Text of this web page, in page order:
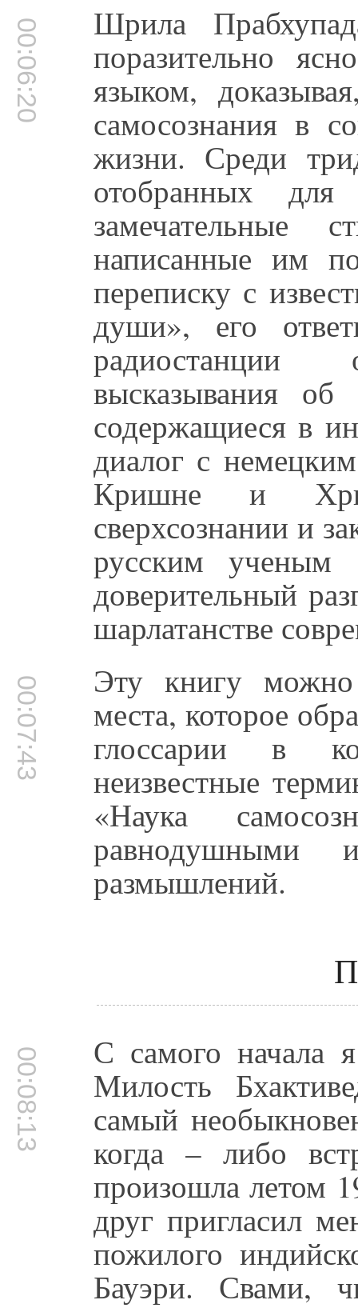
00:06:20 Шрила
поразительно
языком,
самосознания в
жизни. Среди
отобранных
замечательные
написанные им
переписку с
души», его
высказывания
содержащиеся в
диалог с
Кришне и
сверхсознании и
русским
доверительный
шарлатанстве
00:07:43 Эту книгу
места, которое
глоссарии в
неизвестные
«Наука
размышлений.
00:08:13 С самого начала
Милость
самый
когда – либо
произошла летом
друг пригласил
пожилого
Бауэри. Свами,